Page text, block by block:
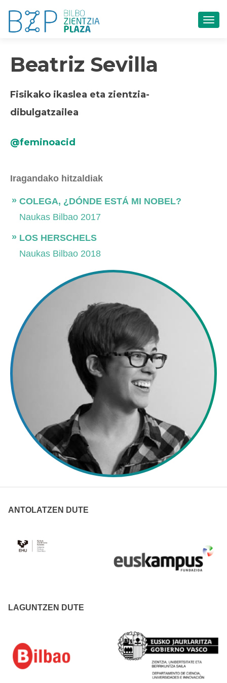
Beatriz Sevilla
Fisikako ikaslea eta zientzia-
dibulgatzailea
@feminoacid
Iragandako hitzaldiak
COLEGA, ¿DÓNDE ESTÁ MI NOBEL?
Naukas Bilbao 2017
LOS HERSCHELS
Naukas Bilbao 2018
ANTOLATZEN DUTE
LAGUNTZEN DUTE